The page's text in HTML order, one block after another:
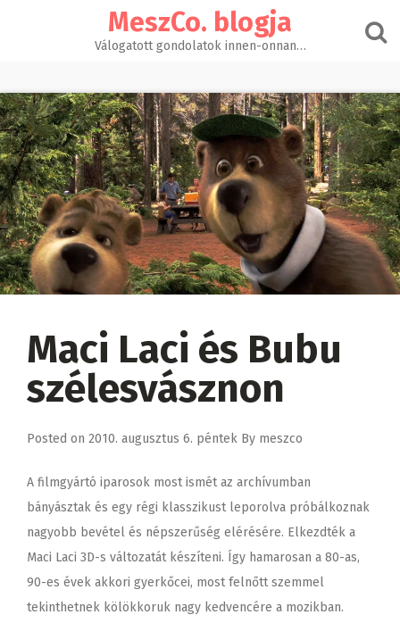
MeszCo. blogja
Válogatott gondolatok innen-onnan…
Maci Laci és Bubu
szélesvásznon
Posted on 2010. augusztus 6. péntek By meszco
A filmgyártó iparosok most ismét az archívumban
bányásztak és egy régi klasszikust leporolva próbálkoznak
nagyobb bevétel és népszerűség elérésére. Elkezdték a
Maci Laci 3D-s változatát készíteni. Így hamarosan a 80-as,
90-es évek akkori gyerkőcei, most felnőtt szemmel
tekinthetnek kölökkoruk nagy kedvencére a mozikban.